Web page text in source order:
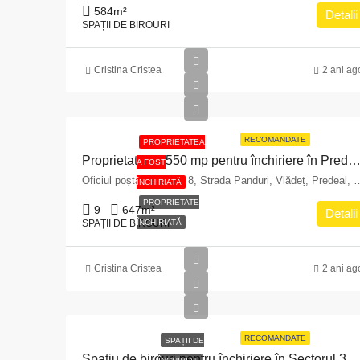
584m²
SPAȚII DE BIROURI
Detalii
Cristina Cristea 2 ani
RECOMANDATE
PROPRIETATEA
A FOST
ÎNCHIRIATĂ
PROPRIETATE
ÎNCHIRIATĂ
Proprietate de 550 mp pentru închiriere în Predeal, Strada Panduri nr. 8
Oficiul poștal Predeal, 8, Strada Panduri, Vlădeț,
9 647m²
SPAȚII DE BIROURI
Detalii
Cristina Cristea 2 ani
RECOMANDATE
SPAȚII DE